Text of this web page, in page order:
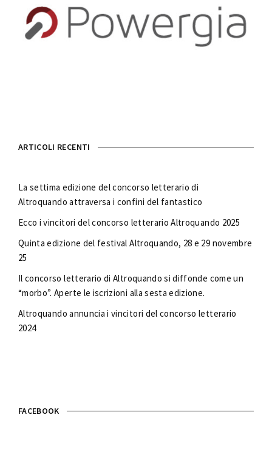
ARTICOLI RECENTI
La settima edizione del concorso letterario di
Altroquando attraversa i confini del fantastico
Ecco i vincitori del concorso letterario Altroquando 2025
Quinta edizione del festival Altroquando, 28 e 29 novembre
25
Il concorso letterario di Altroquando si diffonde come un
“morbo”. Aperte le iscrizioni alla sesta edizione.
Altroquando annuncia i vincitori del concorso letterario
2024
FACEBOOK